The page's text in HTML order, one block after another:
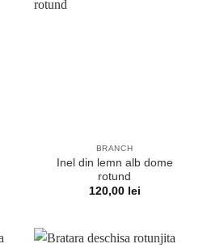
BRANCH
Inel din lemn alb dome
rotund
120,00 lei